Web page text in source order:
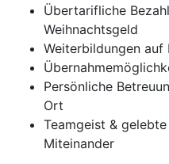
Übertarifliche
Weihnachtsgeld
Weiterbildungen auf
Persönliche
Ort
Teamgeist &
Miteinander